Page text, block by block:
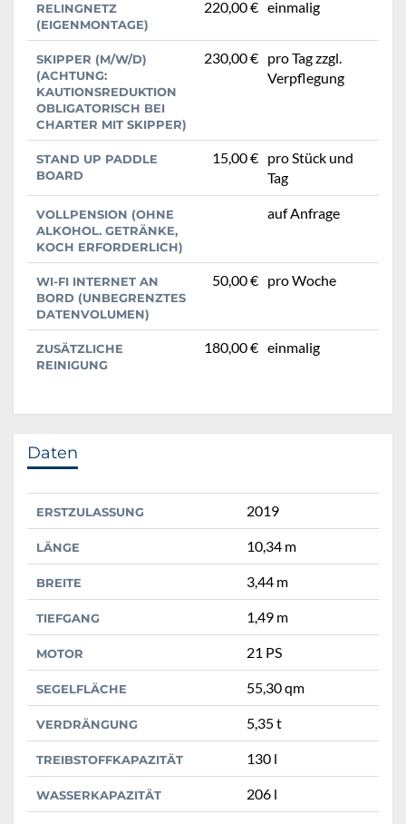
RELINGNETZ
(EIGENMONTAGE)
220,00 € einmalig
SKIPPER (M/W/D)
(ACHTUNG:
KAUTIONSREDUKTION
OBLIGATORISCH BEI
CHARTER MIT SKIPPER)
230,00 € pro Tag zzgl.
Verpflegung
STAND UP PADDLE
BOARD
15,00 € pro Stück und
Tag
VOLLPENSION (OHNE
ALKOHOL. GETRÄNKE,
KOCH ERFORDERLICH)
auf Anfrage
WI-FI INTERNET AN
BORD (UNBEGRENZTES
DATENVOLUMEN)
50,00 € pro Woche
ZUSÄTZLICHE
REINIGUNG
180,00 € einmalig
Daten
ERSTZULASSUNG 2019
LÄNGE 10,34 m
BREITE 3,44 m
TIEFGANG 1,49 m
MOTOR 21 PS
SEGELFLÄCHE 55,30 qm
VERDRÄNGUNG 5,35 t
TREIBSTOFFKAPAZITÄT 130 l
WASSERKAPAZITÄT 206 l